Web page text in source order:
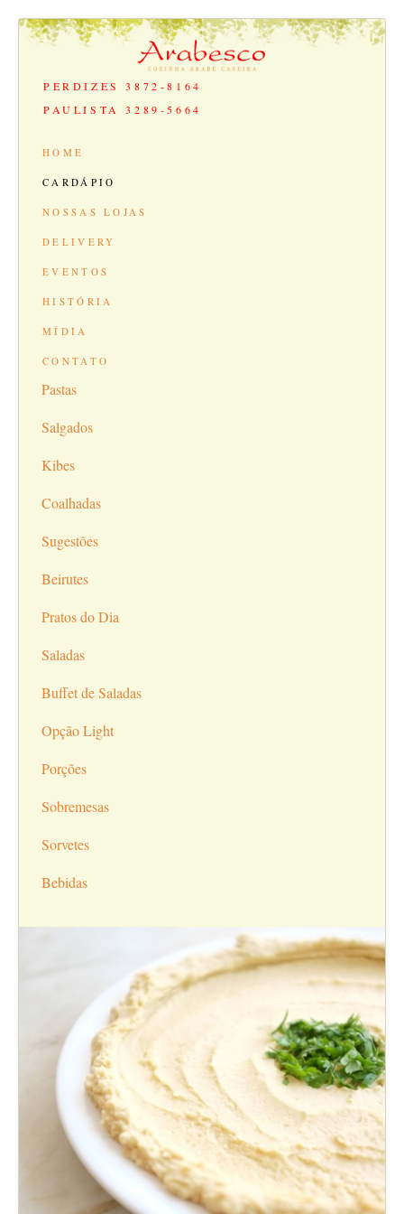
PERDIZES 3872-8164
PAULISTA 3289-5664
HOME
CARDÁPIO
NOSSAS LOJAS
DELIVERY
EVENTOS
HISTÓRIA
MÍDIA
CONTATO
Pastas
Salgados
Kibes
Coalhadas
Sugestões
Beirutes
Pratos do Dia
Saladas
Buffet de Saladas
Opção Light
Porções
Sobremesas
Sorvetes
Bebidas